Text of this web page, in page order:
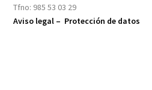
Tfno: 985 53 03 29
Aviso legal – Protección de datos